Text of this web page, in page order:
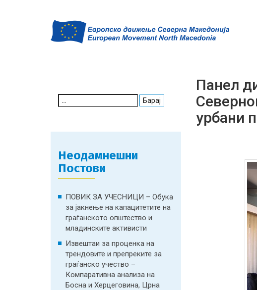
for:
Неодамнешни
Постови
ПОВИК ЗА УЧЕСНИЦИ – Обука
за јакнење на капацитетите на
граѓанското општество и
младинските активисти
Извештаи за проценка на
трендовите и препреките за
граѓанско учество –
Компаративна анализа на
Босна и Херцеговина, Црна
Панел
урбани